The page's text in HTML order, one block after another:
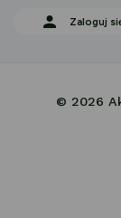
Zaloguj
© 2026